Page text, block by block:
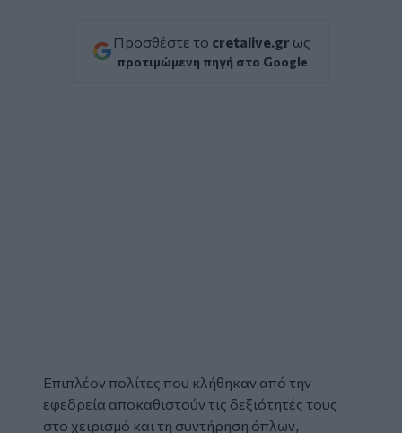
Προσθέστε το cretalive.gr ως
προτιμώμενη πηγή στο Google
Επιπλέον πολίτες που κλήθηκαν από την
εφεδρεία αποκαθιστούν τις δεξιότητές τους
στο χειρισμό και τη συντήρηση όπλων,